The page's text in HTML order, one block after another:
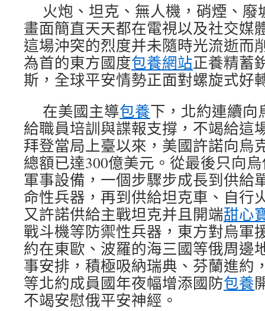
火炮、坦克、無人機，硝煙、
畫面簡直天天都在電視以及社交媒
這場沖突的烈度并未隨時光流逝而
為首的東方國度包養網站正養精蓄
斯，全球平安情勢正面對螺旋式好
在美國主導包養下，北約連續向
給職員培訓與諜報支撐，不竭給這
拜登當局上臺以來，美國許諾向烏
總額已達300億美元。從最後只向
軍事設備，一個步驟步成長到供給
命性兵器，再到供給坦克車、自行
又許諾供給主戰坦克并且開端甜心
戰斗機等防禦性兵器，東方對烏軍
約在東歐、波羅的海三國等俄周邊
事安排，積極吸納瑞典、芬蘭進約
等北約成員國年夜幅增添國防包養
不竭安慰俄平安神經。